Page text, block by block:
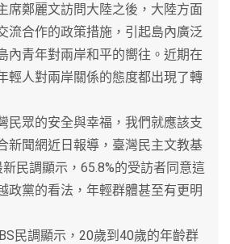
鄭麗文訪問大陸之後，大陸方面
流合作的政策措施，引起島內廣泛
內青年對兩岸和平的嚮往。近期在
輕人對兩岸關係的態度都出現了轉
眾的安全與幸福，我們就應該支
新聞網近日報導，臺灣民主文教基
民調顯示，65.8%的受訪者同意這
政黨的看法，年輕群體甚至有更明
調顯示，20歲到40歲的年齡群